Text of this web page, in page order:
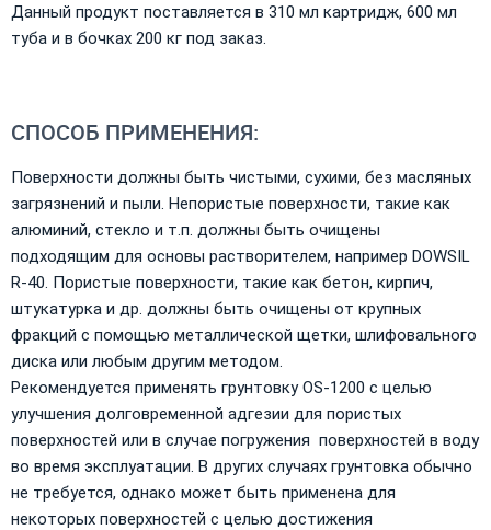
Данный продукт поставляется в 310 мл картридж, 600 мл
туба и в бочках 200 кг под заказ.
СПОСОБ ПРИМЕНЕНИЯ:
Поверхности должны быть чистыми, сухими, без масляных
загрязнений и пыли. Непористые поверхности, такие как
алюминий, стeкло и т.п. должны быть очищены
подходящим для основы растворителем, например DOWSIL
R-40. Пористые поверхности, такие как бетон, кирпич,
штукатурка и др. должны быть очищены от крупных
фракций с помощью металлической щетки, шлифовального
диска или любым другим методом.
Рекомендуется применять грунтовку OS-1200 с целью
улучшения долговременной адгезии для пористых
поверхностей или в случае погружения поверхностей в воду
во время эксплуатации. В других случаях грунтовка обычно
не требуется, однако может быть применена для
некоторых поверхностей с целью достижения